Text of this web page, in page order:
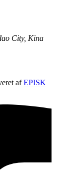
City, Kina
afEPISK